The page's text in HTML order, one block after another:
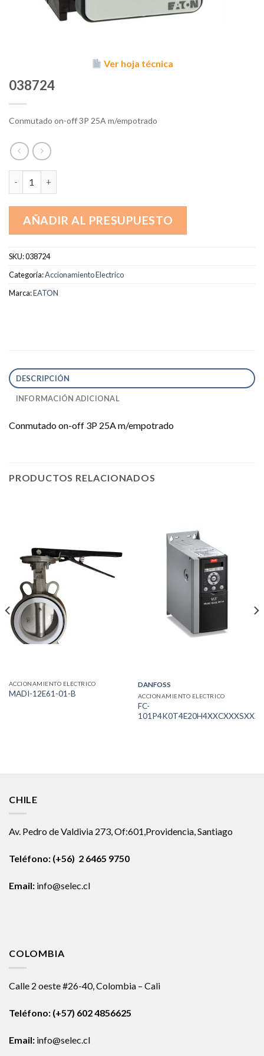
Ver hoja técnica
038724
Conmutado on-off 3P 25A m/empotrado
AÑADIR AL PRESUPUESTO
SKU:038724
Categoría:Accionamiento Electrico
Marca:EATON
DESCRIPCIÓN
INFORMACIÓN ADICIONAL
Conmutado on-off 3P 25A m/empotrado
PRODUCTOS RELACIONADOS
ACCIONAMIENTO ELECTRICO
MADI-12E61-01-B
DANFOSS
ACCIONAMIENTO ELECTRICO
FC-
CHILE
Av. Pedro de Valdivia 273, Of:601,Providencia, Santiago
Teléfono: (+56) 2 6465 9750
Email: info@selec.cl
COLOMBIA
Calle 2 oeste #26-40, Colombia – Cali
Teléfono: (+57) 602 4856625
Email: info@selec.cl